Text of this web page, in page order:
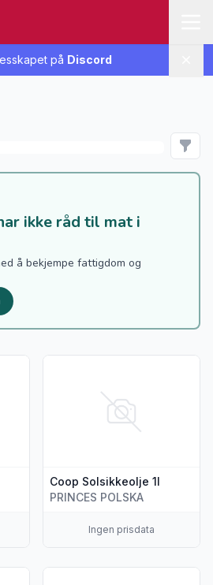
på Discord
ikke råd til mat i
å bekjempe fattigdom og
Coop Solsikkeolje 1l
PRINCES POLSKA
Ingen prisdata